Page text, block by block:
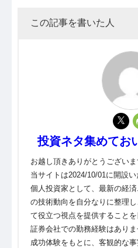
この記事を書いた人
投資ネタ集めてお
お越し頂きありがとうございま
当サイトは2024/10/01に開設い
個人投資家として、最新の経
の技術動向を自分なりに整理
て役立つ視点を提供することを
証券会社での勤務経験はあり
成功体験をもとに、客観的な